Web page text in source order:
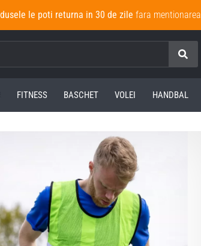
le poti returna in 30 de zile fara
Cauta
FITNESS BASCHET VOLEI HANDBAL